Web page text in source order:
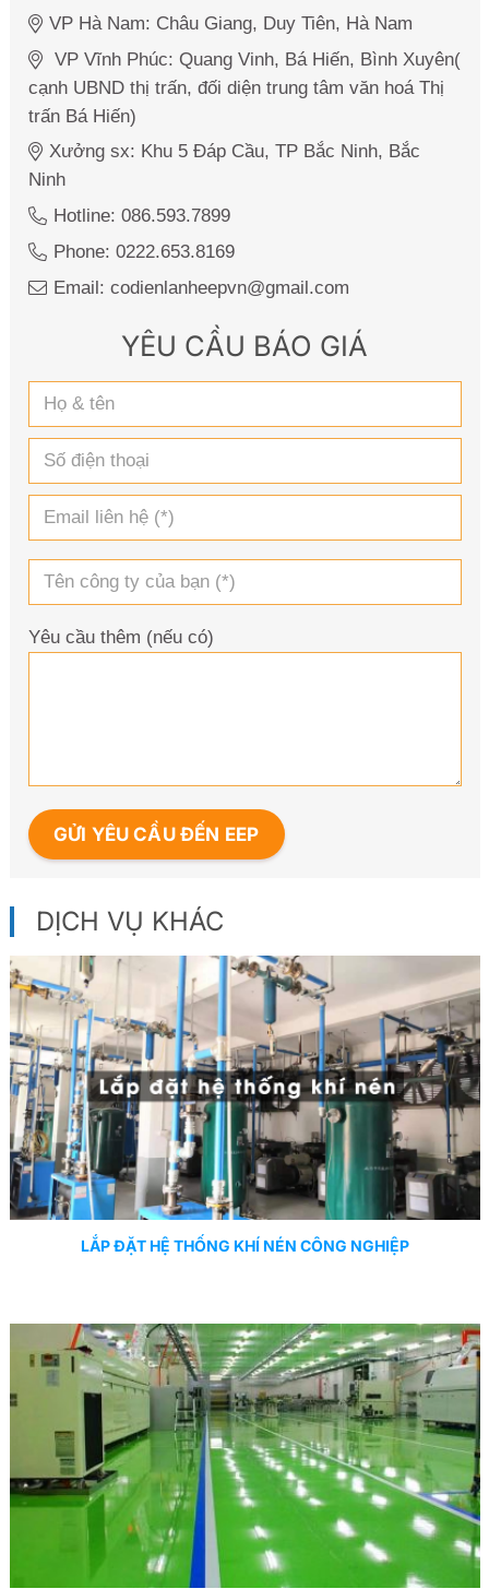
VP Hà Nam: Châu Giang, Duy Tiên, Hà Nam
VP Vĩnh Phúc: Quang Vinh, Bá Hiến, Bình Xuyên(
cạnh UBND thị trấn, đối diện trung tâm văn hoá Thị
trấn Bá Hiến)
Xưởng sx: Khu 5 Đáp Cầu, TP Bắc Ninh, Bắc
Ninh
Hotline: 086.593.7899
Phone: 0222.653.8169
Email: codienlanheepvn@gmail.com
YÊU CẦU BÁO GIÁ
Yêu cầu thêm (nếu có)
DỊCH VỤ KHÁC
LẮP ĐẶT HỆ THỐNG KHÍ NÉN CÔNG NGHIỆP